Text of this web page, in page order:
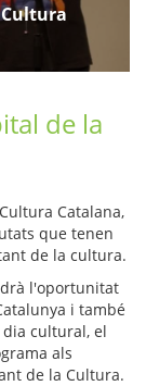
Cultura
de la
Catalana,
que tenen
de la cultura.
l'oportunitat
i també
cultural, el
als
de la Cultura.